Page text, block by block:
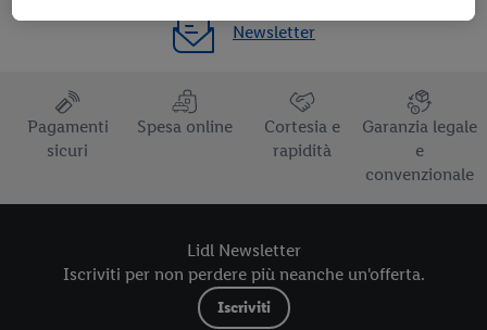
Newsletter
Pagamenti
sicuri
Spesa online
Cortesia e
rapidità
Garanzia legale
e
convenzionale
Lidl Newsletter
Iscriviti per non perdere più neanche un'offerta.
Iscriviti
informazioni in merito al trattamento.
Cliccando “Continua senza accettare” può autorizzare il solo
“Accetta”, acconsente a tutti i trattamenti per tutte le finalità
sopra indicate. Ulteriori informazioni, comprese quelle relative
al periodo di conservazione dei dati e al Suo diritto di revocare
il consenso prestato in qualsiasi momento con effetto per il
futuro, sono disponibili nella nostrainformativa privacy.Le